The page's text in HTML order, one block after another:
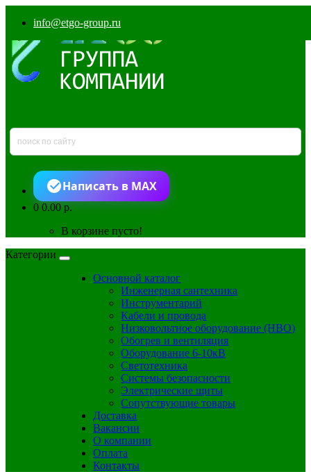
info@etgo-group.ru
Написать в MAX
00.00 р.
В корзине пусто!
Категории
Основной каталог
Инженерная сантехника
Инструментарий
Кабели и провода
Низковольтное оборудование (НВО)
Обогрев и вентиляция
Оборудование 6-10кВ
Светотехника
Системы безопасности
Электрические щиты
Сопутствующие товары
Доставка
Вакансии
О компании
Оплата
Контакты